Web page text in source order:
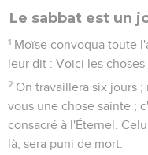
Le sabbat est un
1 Moïse convoqua toute
leur dit : Voici les
2 On travaillera six jours
vous une chose sainte ;
consacré à l'Éternel.
là, sera puni de mort.